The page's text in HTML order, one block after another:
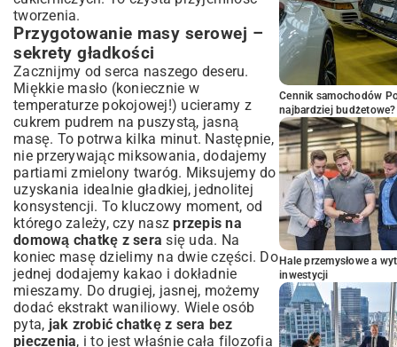
tworzenia.
Przygotowanie masy serowej –
sekrety gładkości
Zacznijmy od serca naszego deseru.
Miękkie masło (koniecznie w
temperaturze pokojowej!) ucieramy z
cukrem pudrem na puszystą, jasną
masę. To potrwa kilka minut. Następnie,
nie przerywając miksowania, dodajemy
partiami zmielony twaróg. Miksujemy do
uzyskania idealnie gładkiej, jednolitej
konsystencji. To kluczowy moment, od
którego zależy, czy naszprzepis na
domową chatkę z sera się uda. Na
koniec masę dzielimy na dwie części. Do
jednej dodajemy kakao i dokładnie
mieszamy. Do drugiej, jasnej, możemy
dodać ekstrakt waniliowy. Wiele osób
pyta, jak zrobić chatkę z sera bez
pieczenia, i to jest właśnie cała filozofia
Cennik samochodów
najbardziej budżetowe?
Hale przemysłowe a
inwestycji